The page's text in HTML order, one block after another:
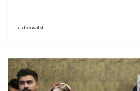
ادامه مطلب